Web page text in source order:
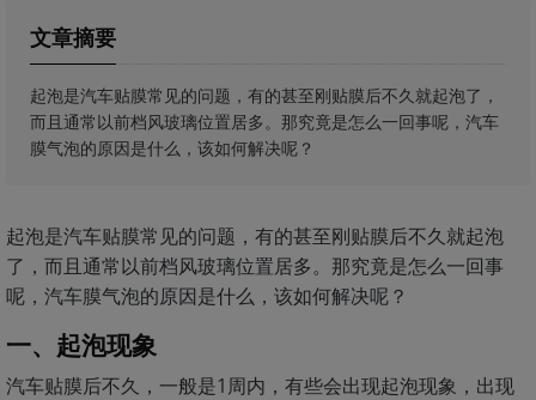
文章摘要
起泡是汽车贴膜常见的问题，有的甚至刚贴膜后不久就起泡了，
而且通常以前档风玻璃位置居多。那究竟是怎么一回事呢，汽车
膜气泡的原因是什么，该如何解决呢？
起泡是汽车贴膜常见的问题，有的甚至刚贴膜后不久就起泡
了，而且通常以前档风玻璃位置居多。那究竟是怎么一回事
呢，汽车膜气泡的原因是什么，该如何解决呢？
一、起泡现象
汽车贴膜后不久，一般是1周内，有些会出现起泡现象，出现